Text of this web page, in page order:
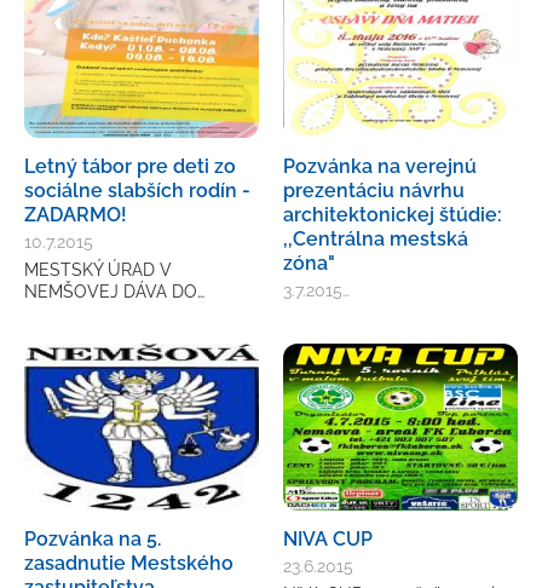
Letný tábor pre deti zo
sociálne slabších rodín -
ZADARMO!
10.7.2015
MESTSKÝ ÚRAD V
NEMŠOVEJ DÁVA DO…
Pozvánka na verejnú
prezentáciu návrhu
architektonickej štúdie:
,,Centrálna mestská
zóna"
3.7.2015…
Pozvánka na 5.
zasadnutie Mestského
NIVA CUP
23.6.2015